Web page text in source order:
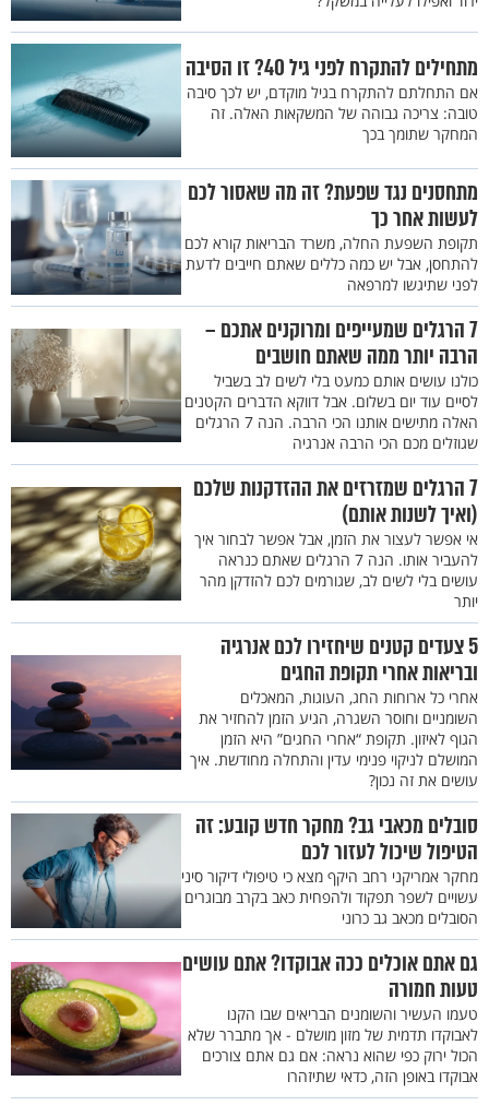
מתחילים להתקרח לפני גיל 40? זו הסיבה
אם התחלתם להתקרח בגיל מוקדם, יש לכך סיבה
טובה: צריכה גבוהה של המשקאות האלה. זה
המחקר שתומך בכך
מתחסנים נגד שפעת? זה מה שאסור לכם
לעשות אחר כך
תקופת השפעת החלה, משרד הבריאות קורא לכם
להתחסן, אבל יש כמה כללים שאתם חייבים לדעת
לפני שתיגשו למרפאה
7 הרגלים שמעייפים ומרוקנים אתכם –
הרבה יותר ממה שאתם חושבים
כולנו עושים אותם כמעט בלי לשים לב בשביל
לסיים עוד יום בשלום. אבל דווקא הדברים הקטנים
האלה מתישים אותנו הכי הרבה. הנה 7 הרגלים
שגוזלים מכם הכי הרבה אנרגיה
7 הרגלים שמזרזים את ההזדקנות שלכם
(ואיך לשנות אותם)
אי אפשר לעצור את הזמן, אבל אפשר לבחור איך
להעביר אותו. הנה 7 הרגלים שאתם כנראה
עושים בלי לשים לב, שגורמים לכם להזדקן מהר
יותר
5 צעדים קטנים שיחזירו לכם אנרגיה
ובריאות אחרי תקופת החגים
אחרי כל ארוחות החג, העוגות, המאכלים
השומניים וחוסר השגרה, הגיע הזמן להחזיר את
הגוף לאיזון. תקופת “אחרי החגים” היא הזמן
המושלם לניקוי פנימי עדין והתחלה מחודשת. איך
עושים את זה נכון?
סובלים מכאבי גב? מחקר חדש קובע: זה
הטיפול שיכול לעזור לכם
מחקר אמריקני רחב היקף מצא כי טיפולי דיקור סיני
עשויים לשפר תפקוד ולהפחית כאב בקרב מבוגרים
הסובלים מכאב גב כרוני
גם אתם אוכלים ככה אבוקדו? אתם עושים
טעות חמורה
טעמו העשיר והשומנים הבריאים שבו הקנו
לאבוקדו תדמית של מזון מושלם - אך מתברר שלא
הכול ירוק כפי שהוא נראה: אם גם אתם צורכים
אבוקדו באופן הזה, כדאי שתיזהרו